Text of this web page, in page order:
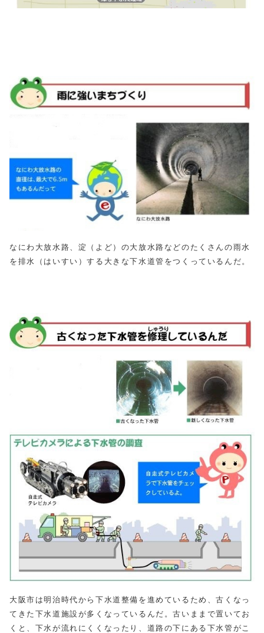
なにわ大放水路、淀（よど）の大放水路などのたくさんの雨水
を排水（はいすい）する大きな下水道管をつくっているんだ。
大阪市は明治時代から下水道整備を進めているため、古くなっ
てきた下水道施設が多くなっているんだ。古いままで置いてお
くと、下水が流れにくくなったり、道路の下にある下水管がこ